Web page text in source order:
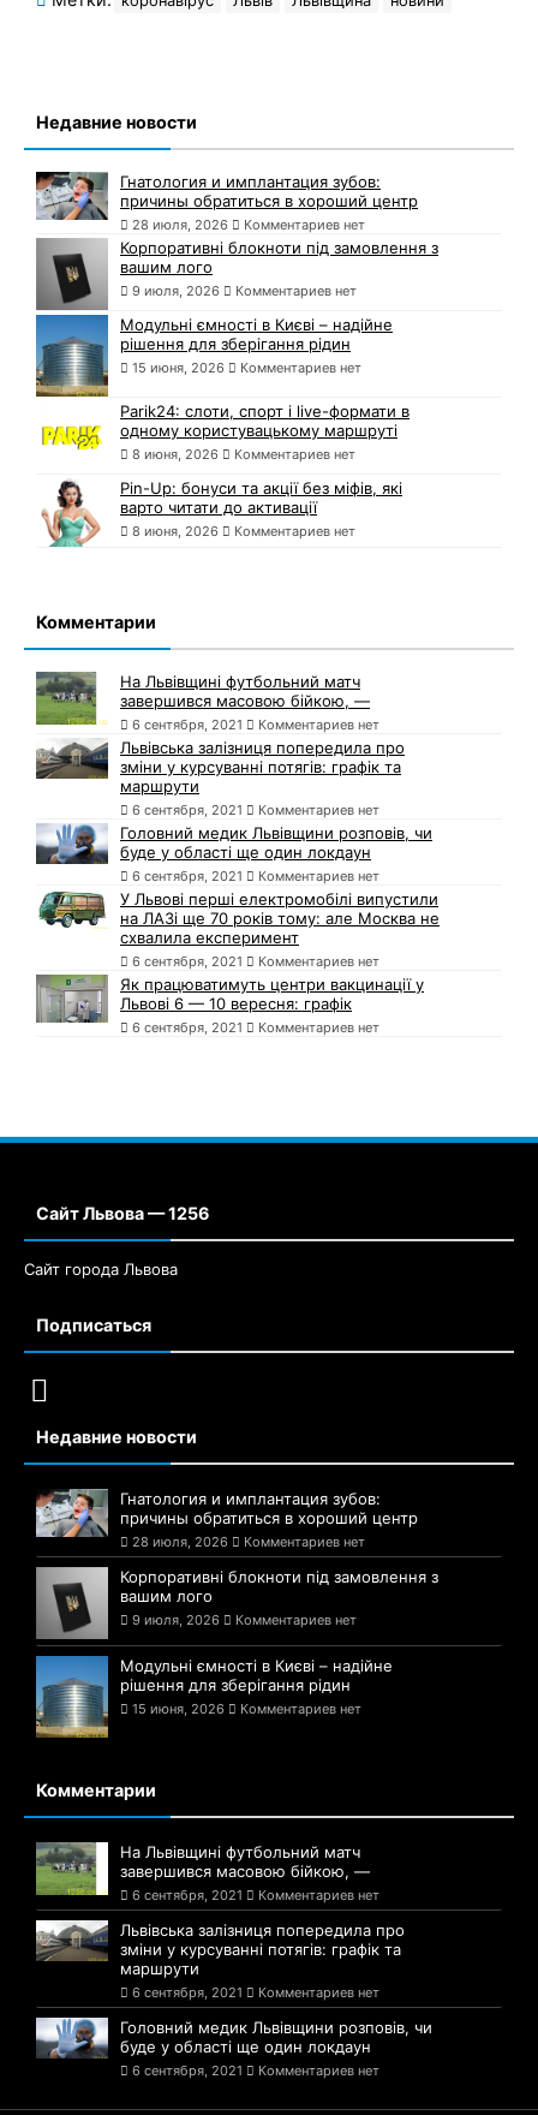
Недавние новости
Гнатология и имплантация зубов:
причины обратиться в хороший центр
28 июля, 2026 Комментариев нет
Корпоративні блокноти під замовлення з
вашим лого
9 июля, 2026 Комментариев нет
Модульні ємності в Києві – надійне
рішення для зберігання рідин
15 июня, 2026 Комментариев нет
Parik24: слоти, спорт і live-формати в
одному користувацькому маршруті
8 июня, 2026 Комментариев нет
Pin-Up: бонуси та акції без міфів, які
варто читати до активації
8 июня, 2026 Комментариев нет
Комментарии
На Львівщині футбольний матч
завершився масовою бійкою, —
6 сентября, 2021 Комментариев нет
Львівська залізниця попередила про
зміни у курсуванні потягів: графік та
маршрути
6 сентября, 2021 Комментариев нет
Головний медик Львівщини розповів, чи
буде у області ще один локдаун
6 сентября, 2021 Комментариев нет
У Львові перші електромобілі випустили
на ЛАЗі ще 70 років тому: але Москва не
схвалила експеримент
6 сентября, 2021 Комментариев нет
Як працюватимуть центри вакцинації у
Львові 6 — 10 вересня: графік
6 сентября, 2021 Комментариев нет
Сайт Львова — 1256
Сайт города Львова
Подписаться
Недавние новости
Гнатология и имплантация зубов:
причины обратиться в хороший центр
28 июля, 2026 Комментариев нет
Корпоративні блокноти під замовлення з
вашим лого
9 июля, 2026 Комментариев нет
Модульні ємності в Києві – надійне
рішення для зберігання рідин
15 июня, 2026 Комментариев нет
Комментарии
На Львівщині футбольний матч
завершився масовою бійкою, —
6 сентября, 2021 Комментариев нет
Львівська залізниця попередила про
зміни у курсуванні потягів: графік та
маршрути
6 сентября, 2021 Комментариев нет
Головний медик Львівщини розповів, чи
буде у області ще один локдаун
6 сентября, 2021 Комментариев нет